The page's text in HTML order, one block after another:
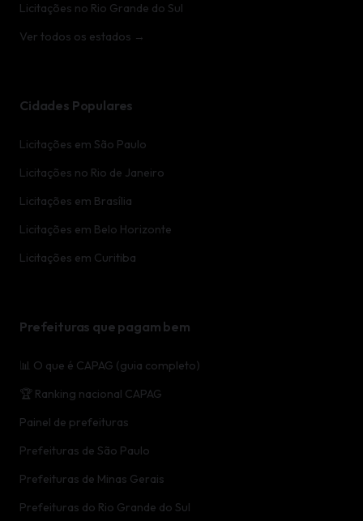
Licitações no Rio Grande do Sul
Ver todos os estados →
Cidades Populares
Licitações em São Paulo
Licitações no Rio de Janeiro
Licitações em Brasília
Licitações em Belo Horizonte
Licitações em Curitiba
Prefeituras que pagam bem
📊 O que é CAPAG (guia completo)
🏆 Ranking nacional CAPAG
Painel de prefeituras
Prefeituras de São Paulo
Prefeituras de Minas Gerais
Prefeituras do Rio Grande do Sul